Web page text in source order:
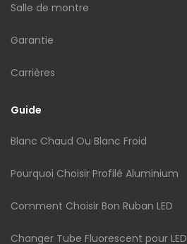
Salle de montre
Garantie
Carrières
Guide
Blanc Chaud Ou Blanc Froid
Pourquoi Choisir Profilé Aluminium
Comment Choisir Bon Ruban LED
Changer Tube Fluorescent pour LED